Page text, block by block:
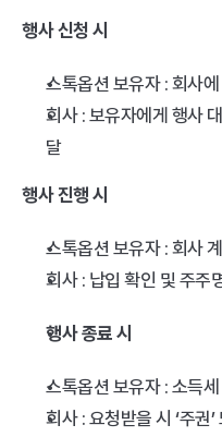
행사 신청 시
스톡옵션 보유자 : 회사
회사 : 보유자에게 행사
달
행사 진행 시
스톡옵션 보유자 : 회사
회사 : 납입 확인 및 주주
행사 종료 시
스톡옵션 보유자 : 소득
회사 : 요청받을 시 ‘주권